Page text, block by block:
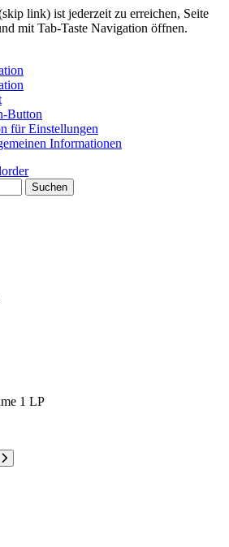
link) ist jederzeit zu erreichen, Seite
mit Tab-Taste Navigation öffnen.
Button
für Einstellungen
Informationen
Suchen
1 LP